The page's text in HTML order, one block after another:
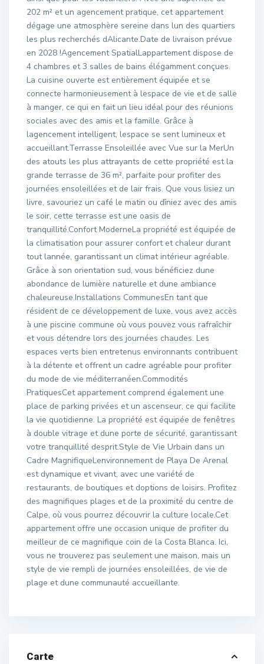
202 m² et un agencement pratique, cet appartement
dégage une atmosphère sereine dans lun des quartiers
les plus recherchés dAlicante.Date de livraison prévue
en 2028 !Agencement SpatialLappartement dispose de
4 chambres et 3 salles de bains élégamment conçues.
La cuisine ouverte est entièrement équipée et se
connecte harmonieusement à lespace de vie et de salle
à manger, ce qui en fait un lieu idéal pour des réunions
sociales avec des amis et la famille. Grâce à
lagencement intelligent, lespace se sent lumineux et
accueillant.Terrasse Ensoleillée avec Vue sur la MerUn
des atouts les plus attrayants de cette propriété est la
grande terrasse de 36 m², parfaite pour profiter des
journées ensoleillées et de lair frais. Que vous lisiez un
livre, savouriez un café le matin ou dîniez avec des amis
le soir, cette terrasse est une oasis de
tranquillité.Confort ModerneLa propriété est équipée de
la climatisation pour assurer confort et chaleur durant
tout lannée, garantissant un climat intérieur agréable.
Grâce à son orientation sud, vous bénéficiez dune
abondance de lumière naturelle et dune ambiance
chaleureuse.Installations CommunesEn tant que
résident de ce développement de luxe, vous avez accès
à une piscine commune où vous pouvez vous rafraîchir
et vous détendre lors des journées chaudes. Les
espaces verts bien entretenus environnants contribuent
à la détente et offrent un cadre agréable pour profiter
du mode de vie méditerranéen.Commodités
PratiquesCet appartement comprend également une
place de parking privées et un ascenseur, ce qui facilite
la vie quotidienne. La propriété est équipée de fenêtres
à double vitrage et dune porte de sécurité, garantissant
votre tranquillité desprit.Style de Vie Urbain dans un
Cadre MagnifiqueLenvironnement de Playa De Arenal
est dynamique et vivant, avec une variété de
restaurants, de boutiques et doptions de loisirs. Profitez
des magnifiques plages et de la proximité du centre de
Calpe, où vous pourrez découvrir la culture locale.Cet
appartement offre une occasion unique de profiter du
meilleur de ce magnifique coin de la Costa Blanca. Ici,
vous ne trouverez pas seulement une maison, mais un
style de vie rempli de journées ensoleillées, de vie de
plage et dune communauté accueillante.
Carte